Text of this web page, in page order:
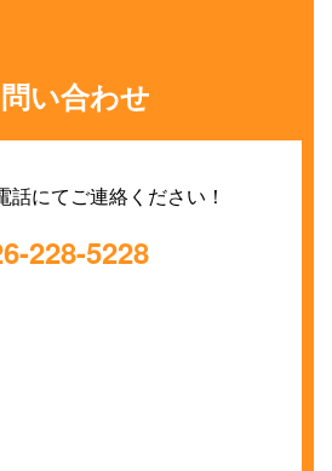
い合わせ
話にてご連絡ください！
228-5228